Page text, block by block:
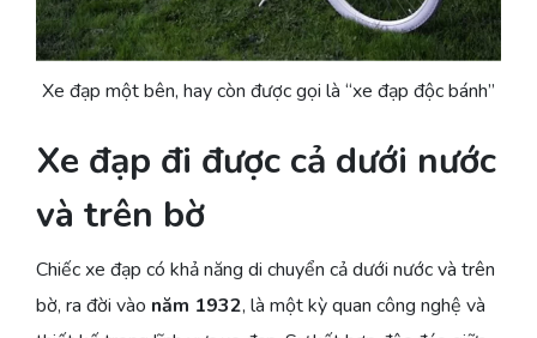
Xe đạp một bên, hay còn được gọi là “xe đạp độc bánh”
Xe đạp đi được cả dưới nước
và trên bờ
Chiếc xe đạp có khả năng di chuyển cả dưới nước và trên
bờ, ra đời vào năm 1932, là một kỳ quan công nghệ và